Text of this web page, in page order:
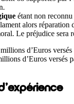
étant non
alors réparation
. Le préjudice sera
d’Euros
d’Euros versés